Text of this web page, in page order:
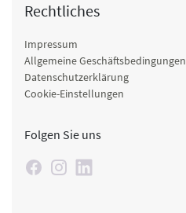
Rechtliches
Impressum
Allgemeine Geschäftsbedingungen
Datenschutzerklärung
Cookie-Einstellungen
Folgen Sie uns